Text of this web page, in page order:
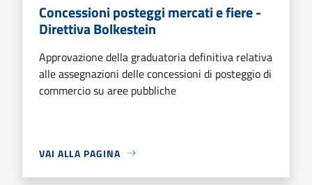
Concessioni posteggi mercati e fiere -
Direttiva Bolkestein
Approvazione della graduatoria definitiva relativa
alle assegnazioni delle concessioni di posteggio di
commercio su aree pubbliche
VAI ALLA PAGINA